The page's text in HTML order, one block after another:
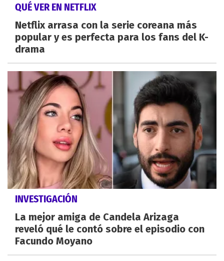
QUÉ VER EN NETFLIX
Netflix arrasa con la serie coreana más
popular y es perfecta para los fans del K-
drama
INVESTIGACIÓN
La mejor amiga de Candela Arizaga
reveló qué le contó sobre el episodio con
Facundo Moyano